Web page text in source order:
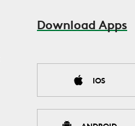
Download Apps
IOS